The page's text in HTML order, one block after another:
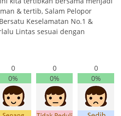
& tertib, Salam Pelopor
Keselamatan No.1 &
Lintas sesuai dengan
0
0%
0
0%
0
0%